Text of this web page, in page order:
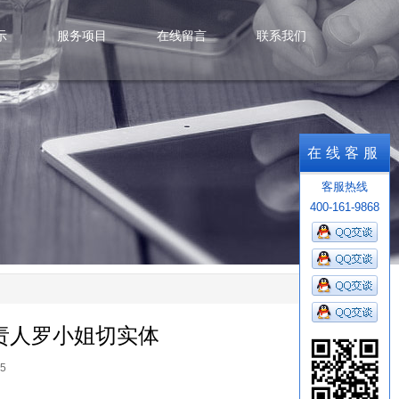
服务项目
服务项目
在线留言
联系我们
联系我们
人罗小姐切实体
在线客服
客服热线
400-161-9868